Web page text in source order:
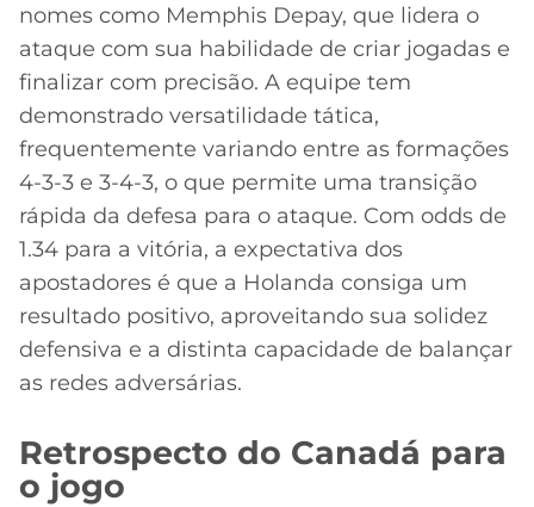
nomes como Memphis Depay, que lidera o
ataque com sua habilidade de criar jogadas e
finalizar com precisão. A equipe tem
demonstrado versatilidade tática,
frequentemente variando entre as formações
4-3-3 e 3-4-3, o que permite uma transição
rápida da defesa para o ataque. Com odds de
1.34 para a vitória, a expectativa dos
apostadores é que a Holanda consiga um
resultado positivo, aproveitando sua solidez
defensiva e a distinta capacidade de balançar
as redes adversárias.
Retrospecto do Canadá para
o jogo